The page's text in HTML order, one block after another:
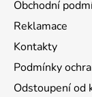
Obchodní
Reklamace
Kontakty
Podmínky
Odstoupení od